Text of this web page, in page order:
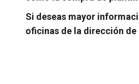
Si deseas mayor
oficinas de la dirección